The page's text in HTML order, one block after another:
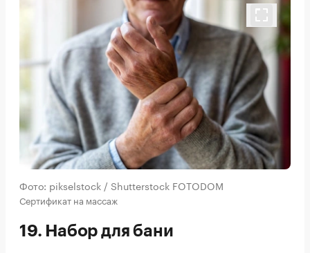
Фото: pikselstock / Shutterstock FOTODOM
Сертификат на массаж
19. Набор для бани